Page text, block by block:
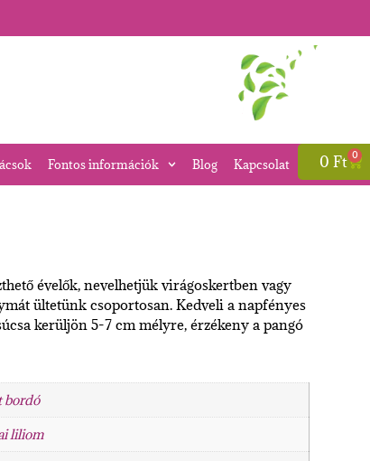
Fontos információk Blog Kapcsolat 0Ft 0
évelők, nevelhetjük virágoskertben vagy
ültetünk csoportosan. Kedveli a napfényes
kerüljön 5-7 cm mélyre, érzékeny a pangó
bordó
liliom